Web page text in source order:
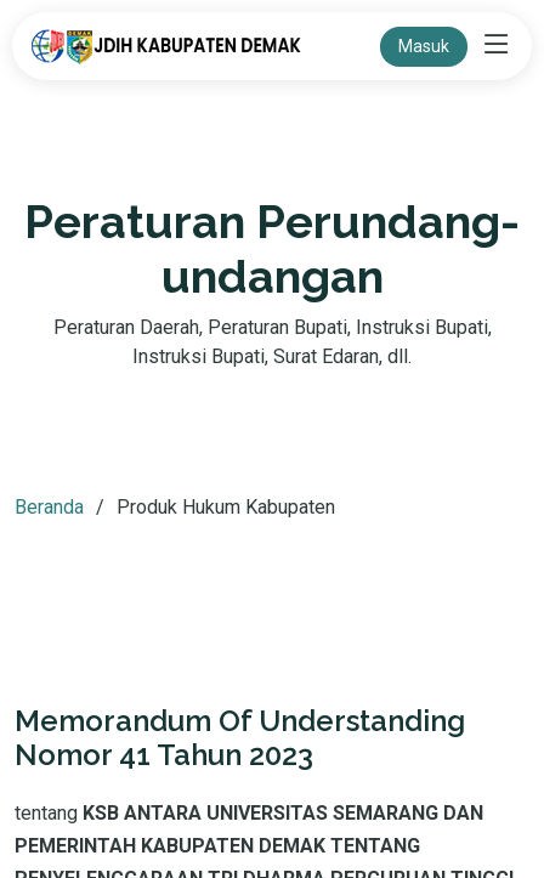
Masuk
Peraturan Perundang-
undangan
Peraturan Daerah, Peraturan Bupati, Instruksi Bupati,
Instruksi Bupati, Surat Edaran, dll.
Beranda Produk Hukum Kabupaten
Memorandum Of Understanding
Nomor 41 Tahun 2023
tentang KSB ANTARA UNIVERSITAS SEMARANG DAN
PEMERINTAH KABUPATEN DEMAK TENTANG